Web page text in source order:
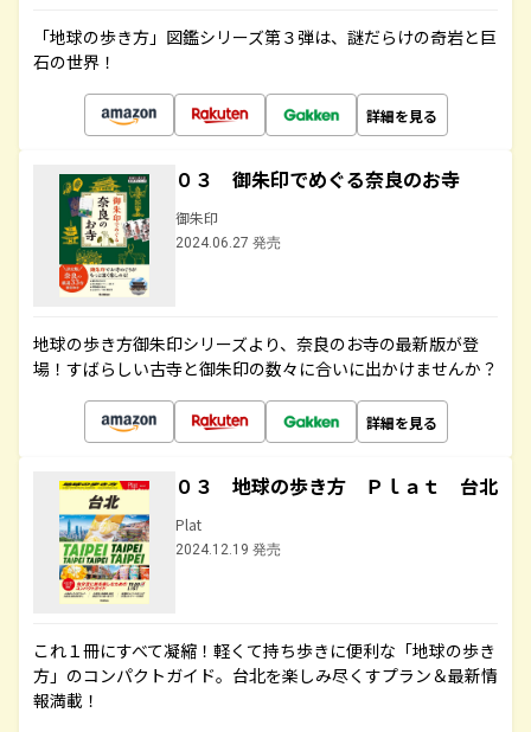
「地球の歩き方」図鑑シリーズ第３弾は、謎だらけの奇岩と巨
石の世界！
詳細を見る
０３ 御朱印でめぐる奈良のお寺
御朱印
2024.06.27 発売
地球の歩き方御朱印シリーズより、奈良のお寺の最新版が登
場！すばらしい古寺と御朱印の数々に合いに出かけませんか？
詳細を見る
０３ 地球の歩き方 Ｐｌａｔ 台北
Plat
2024.12.19 発売
これ１冊にすべて凝縮！軽くて持ち歩きに便利な「地球の歩き
方」のコンパクトガイド。台北を楽しみ尽くすプラン＆最新情
報満載！